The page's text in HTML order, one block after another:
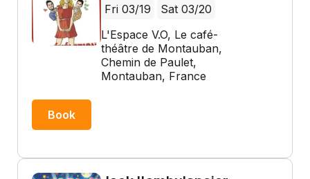
Fri 03/19
Sat 03/20
L'Espace V.O, Le café-
théâtre de Montauban,
Chemin de Paulet,
Montauban, France
Book